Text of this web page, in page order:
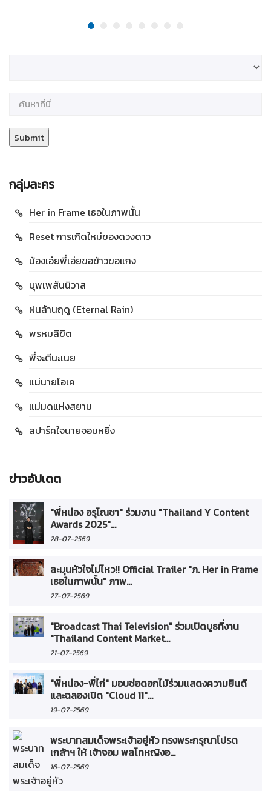
กลุ่มละคร
Her in Frame เธอในภาพนั้น
Reset การเกิดใหม่ของดวงดาว
น้องเอ๋ยพี่เอ่ยขอข้าวขอแกง
บุพเพสันนิวาส
ฝนล้านฤดู (Eternal Rain)
พรหมลิขิต
พี่จะตีนะเนย
แม่นายโอเค
แม่มดแห่งสยาม
สปาร์คใจนายจอมหยิ่ง
ข่าวอัปเดต
"พี่หน่อง อรุโณชา" ร่วมงาน "Thailand Y Content
Awards 2025"...
28-07-2569
ละมุนหัวใจไม่ไหว!! Official Trailer "ภ. Her in Frame
เธอในภาพนั้น" ภาพ...
27-07-2569
"Broadcast Thai Television" ร่วมเปิดบูธที่งาน
"Thailand Content Market...
21-07-2569
"พี่หน่อง-พี่ไก่" มอบช่อดอกไม้ร่วมแสดงความยินดี
และฉลองเปิด "Cloud 11"...
19-07-2569
พระบาทสมเด็จพระเจ้าอยู่หัว ทรงพระกรุณาโปรด
เกล้าฯ ให้ เจ้าจอม พลโทหญิงอ...
16-07-2569